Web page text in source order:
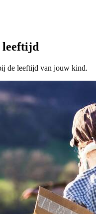
leeftijd
de leeftijd van jouw kind.